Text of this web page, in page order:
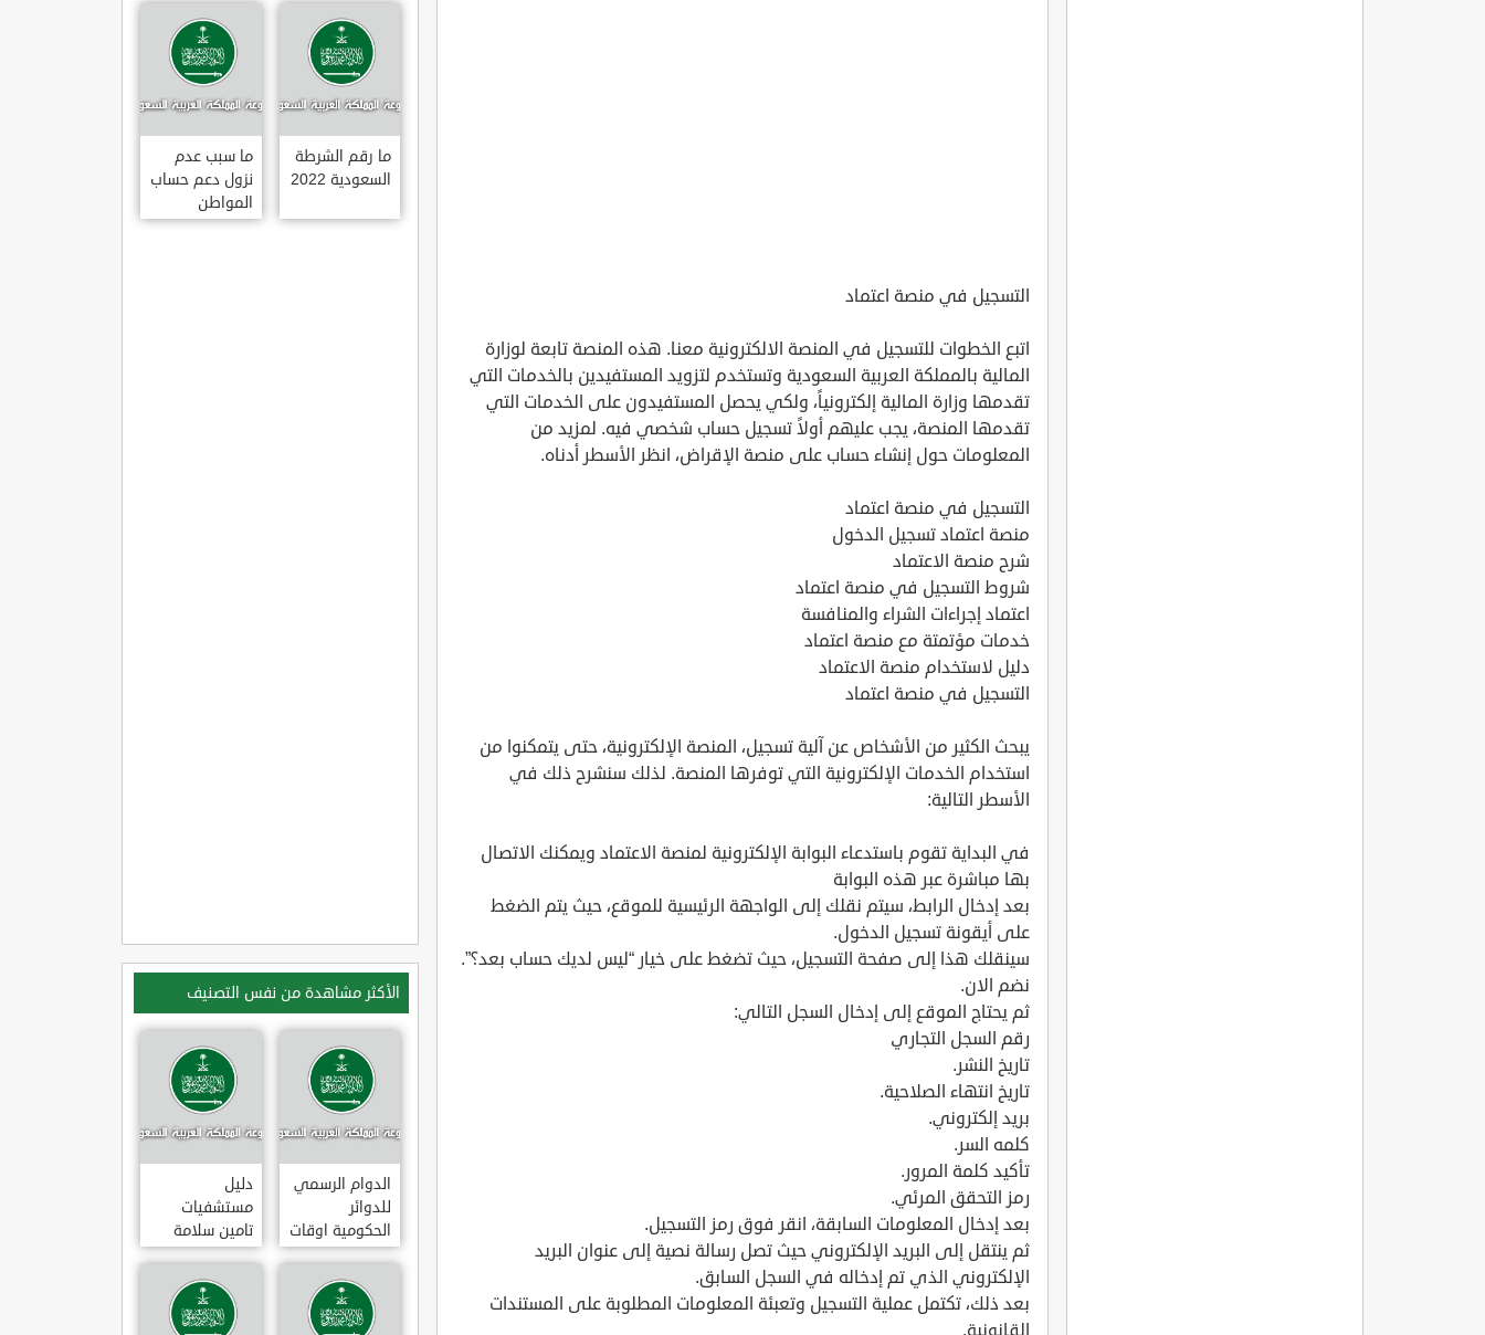
التسجيل في منصة اعتماد
اتبع الخطوات للتسجيل في المنصة الالكترونية معنا. هذه المنصة تابعة لوزارة
المالية بالمملكة العربية السعودية وتستخدم لتزويد المستفيدين بالخدمات التي
تقدمها وزارة المالية إلكترونياً، ولكي يحصل المستفيدون على الخدمات التي
تقدمها المنصة، يجب عليهم أولاً تسجيل حساب شخصي فيه. لمزيد من
المعلومات حول إنشاء حساب على منصة الإقراض، انظر الأسطر أدناه.
التسجيل في منصة اعتماد
منصة اعتماد تسجيل الدخول
شرح منصة الاعتماد
شروط التسجيل في منصة اعتماد
اعتماد إجراءات الشراء والمنافسة
خدمات مؤتمتة مع منصة اعتماد
دليل لاستخدام منصة الاعتماد
التسجيل في منصة اعتماد
يبحث الكثير من الأشخاص عن آلية تسجيل، المنصة الإلكترونية، حتى يتمكنوا من
استخدام الخدمات الإلكترونية التي توفرها المنصة. لذلك سنشرح ذلك في
الأسطر التالية:
في البداية تقوم باستدعاء البوابة الإلكترونية لمنصة الاعتماد ويمكنك الاتصال
بها مباشرة عبر هذه البوابة
بعد إدخال الرابط، سيتم نقلك إلى الواجهة الرئيسية للموقع، حيث يتم الضغط
على أيقونة تسجيل الدخول.
سينقلك هذا إلى صفحة التسجيل، حيث تضغط على خيار “ليس لديك حساب بعد؟”.
نضم الان.
ثم يحتاج الموقع إلى إدخال السجل التالي:
رقم السجل التجاري
تاريخ النشر.
تاريخ انتهاء الصلاحية.
بريد إلكتروني.
كلمه السر.
تأكيد كلمة المرور.
رمز التحقق المرئي.
بعد إدخال المعلومات السابقة، انقر فوق رمز التسجيل.
ثم ينتقل إلى البريد الإلكتروني حيث تصل رسالة نصية إلى عنوان البريد
الإلكتروني الذي تم إدخاله في السجل السابق.
بعد ذلك، تكتمل عملية التسجيل وتعبئة المعلومات المطلوبة على المستندات
ما رقم الشرطة
السعودية 2022
ما سبب عدم
نزول دعم حساب
المواطن
الأكثر مشاهدة من نفس التصنيف
الدوام الرسمي
للدوائر
الحكومية اوقات
دوام الدوائر
الحكومية في
السعودية
دليل
مستشفيات
تامين سلامة
الطبي ومميزاتة
وانواعة